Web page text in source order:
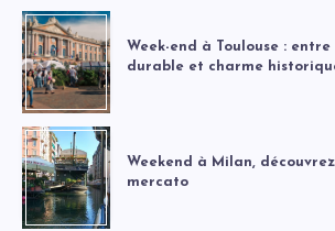
Week-end à Toulouse :
durable et charme
Weekend à Milan,
mercato